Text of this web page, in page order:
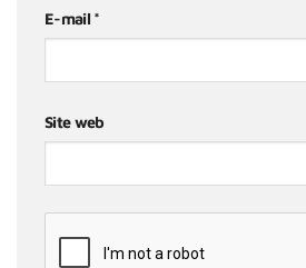
E-mail *
Site web